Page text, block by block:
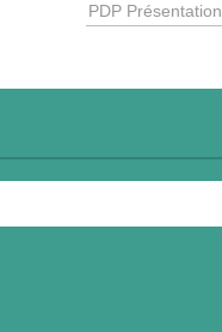
PDP Présentation